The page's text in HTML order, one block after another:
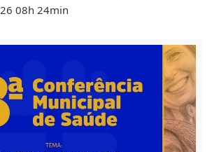
08h 24min